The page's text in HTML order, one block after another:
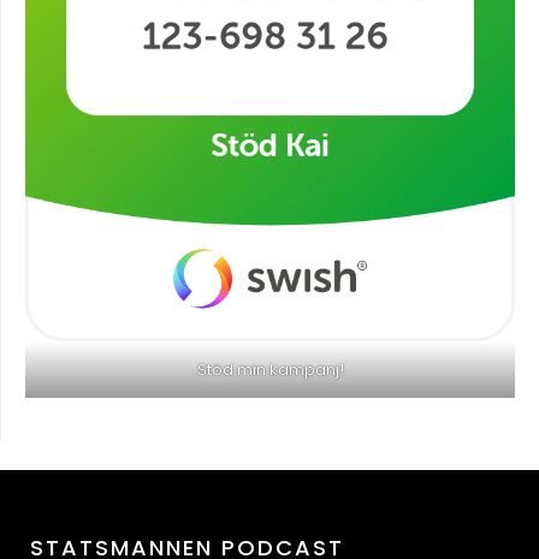
Stöd min kampanj!
STATSMANNEN PODCAST